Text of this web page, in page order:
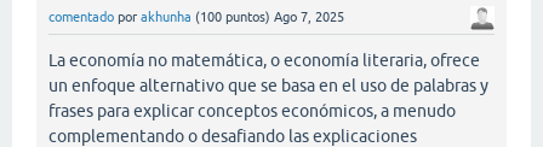
comentado por akhunha (100 puntos) Ago 7, 2025
La economía no matemática, o economía literaria, ofrece
un enfoque alternativo que se basa en el uso de palabras y
frases para explicar conceptos económicos, a menudo
complementando o desafiando las explicaciones